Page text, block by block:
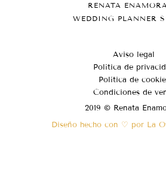
RENATA
WEDDING PLANNER
Aviso legal
Política de
Política de
Condiciones de
2019 © Renata
Diseño hecho con ♡ por La